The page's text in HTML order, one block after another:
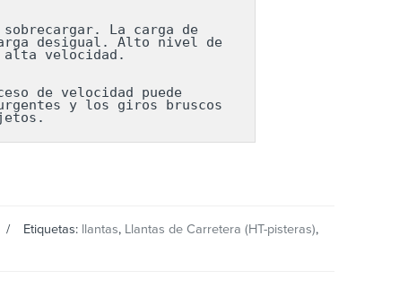
sobrecargar. La carga de
desigual. Alto nivel de
alta velocidad.
de velocidad puede
y los giros bruscos
Etiquetas: llantas, Llantas de Carretera (HT-pisteras),